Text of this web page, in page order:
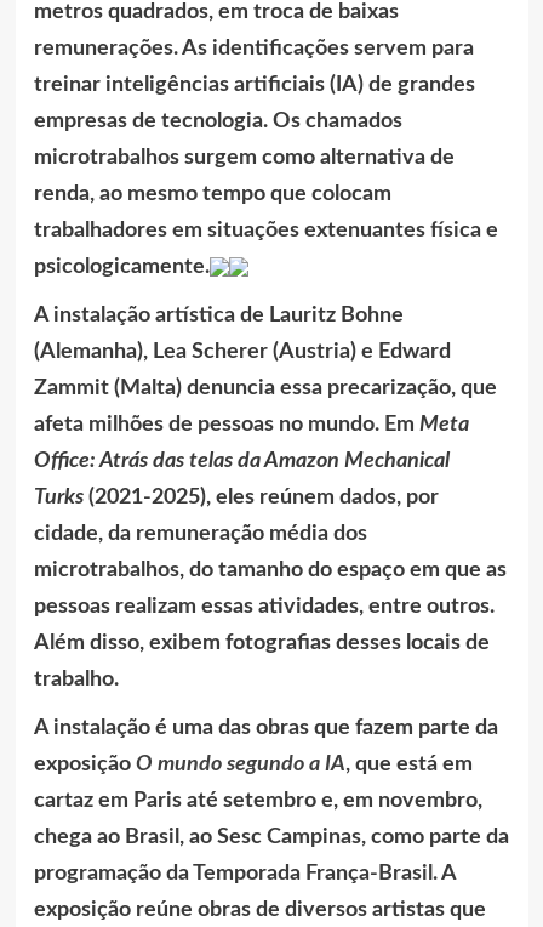
metros quadrados, em troca de baixas
remunerações. As identificações servem para
treinar inteligências artificiais (IA) de grandes
empresas de tecnologia. Os chamados
microtrabalhos surgem como alternativa de
renda, ao mesmo tempo que colocam
trabalhadores em situações extenuantes física e
psicologicamente.
A instalação artística de Lauritz Bohne
(Alemanha), Lea Scherer (Austria) e Edward
Zammit (Malta) denuncia essa precarização, que
afeta milhões de pessoas no mundo. Em Meta
Office: Atrás das telas da Amazon Mechanical
Turks(2021-2025), eles reúnem dados, por
cidade, da remuneração média dos
microtrabalhos, do tamanho do espaço em que as
pessoas realizam essas atividades, entre outros.
Além disso, exibem fotografias desses locais de
trabalho.
A instalação é uma das obras que fazem parte da
exposição O mundo segundo a IA, que está em
cartaz em Paris até setembro e, em novembro,
chega ao Brasil, ao Sesc Campinas, como parte da
programação da Temporada França-Brasil. A
exposição reúne obras de diversos artistas que